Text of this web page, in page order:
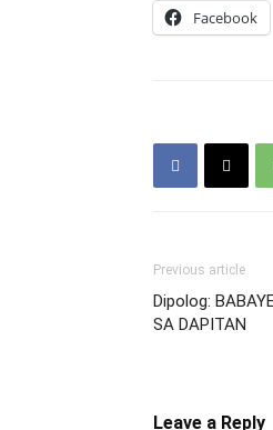
Facebook
Previous article
Dipolog:
SA DAPITAN
Leave a Reply